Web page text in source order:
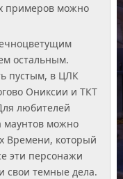
примеров можно
остальным.
пустым, в ЦЛК
Ониксии и ТКТ
любителей
маунтов можно
Времени, который
эти персонажи
темные дела.